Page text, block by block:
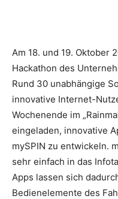
Am 18. und 19. Oktober
Hackathon des
Rund 30 unabhängige
innovative Internet-
Wochenende im
eingeladen, innovative
mySPIN zu entwickeln.
sehr einfach in das
Apps lassen sich
Bedienelemente des